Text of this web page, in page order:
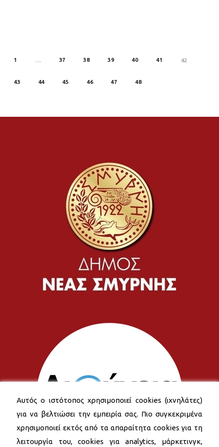
1 … 37 38 39 40 41 42
43 44 45 46 47 48
Αυτός ο ιστότοπος χρησιμοποιεί cookies (ιχνηλάτες)
για να βελτιώσει την εμπειρία σας. Πιο συγκεκριμένα
χρησιμοποιεί εκτός από τα απαραίτητα cookies για τη
λειτουργία του, cookies για analytics, μάρκετινγκ,